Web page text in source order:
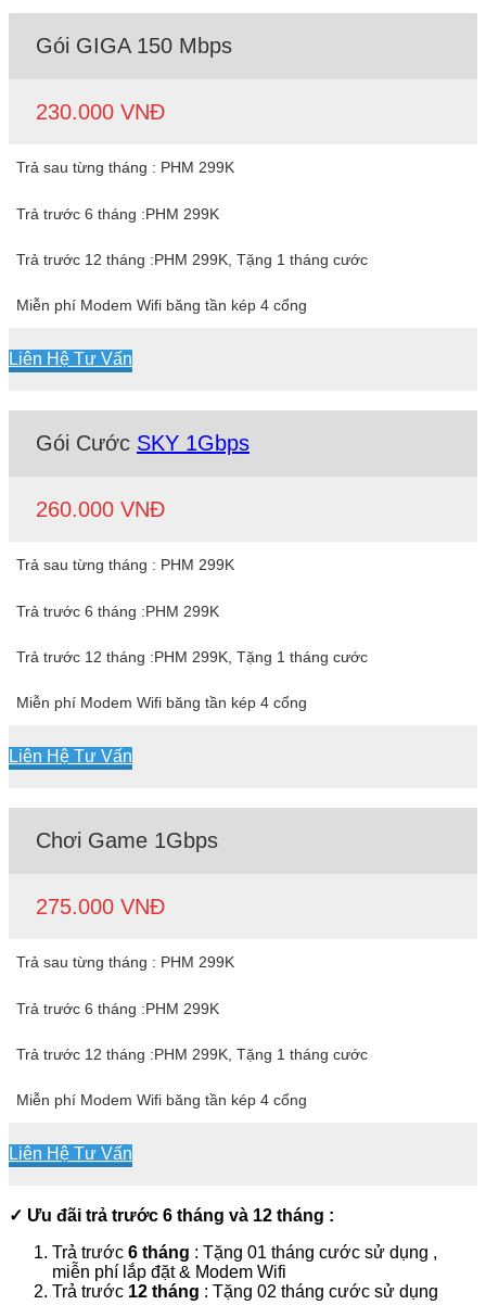
Gói GIGA 150 Mbps
230.000 VNĐ
Trả sau từng tháng : PHM 299K
Trả trước 6 tháng :PHM 299K
Trả trước 12 tháng :PHM 299K, Tặng 1 tháng cước
Miễn phí Modem Wifi băng tần kép 4 cổng
Liên Hệ Tư Vấn
Gói Cước SKY 1Gbps
260.000 VNĐ
Trả sau từng tháng : PHM 299K
Trả trước 6 tháng :PHM 299K
Trả trước 12 tháng :PHM 299K, Tặng 1 tháng cước
Miễn phí Modem Wifi băng tần kép 4 cổng
Liên Hệ Tư Vấn
Chơi Game 1Gbps
275.000 VNĐ
Trả sau từng tháng : PHM 299K
Trả trước 6 tháng :PHM 299K
Trả trước 12 tháng :PHM 299K, Tặng 1 tháng cước
Miễn phí Modem Wifi băng tần kép 4 cổng
Liên Hệ Tư Vấn
✓ Ưu đãi trả trước 6 tháng và 12 tháng :
Trả trước 6 tháng : Tặng 01 tháng cước sử dụng ,
miễn phí lắp đặt & Modem Wifi
Trả trước 12 tháng : Tặng 02 tháng cước sử dụng